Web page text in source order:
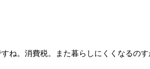
ね。消費税。また暮らしにくくなるの